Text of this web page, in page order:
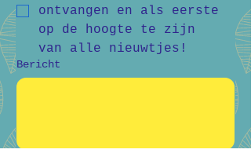
ontvangen en als eerste
op de hoogte te zijn
van alle nieuwtjes!
Bericht